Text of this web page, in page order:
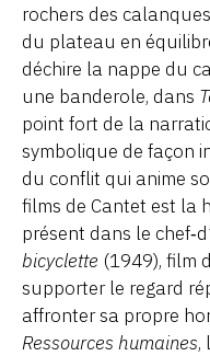
rochers des
du plateau en
déchire la nappe du
une banderole, dans
point fort de la
symbolique de façon
du conflit qui anime
films de Cantet est la
présent dans le
bicyclette (1949), film
supporter le regard
affronter sa propre
Ressources humaines,